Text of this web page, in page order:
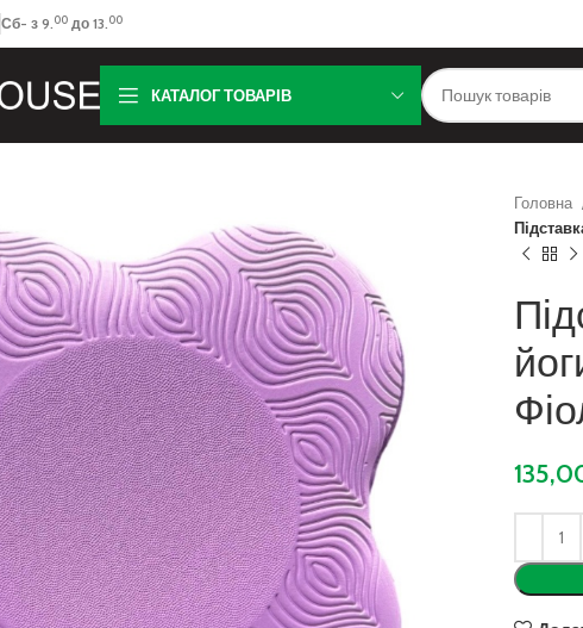
Сб- з 9.00до 13.00
КАТАЛОГ ТОВАРІВ
Головна